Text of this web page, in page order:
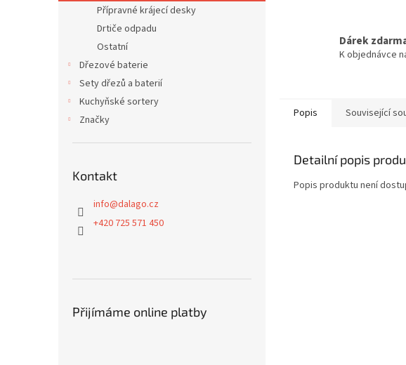
Přípravné krájecí desky
Drtiče odpadu
Ostatní
Dřezové baterie
Sety dřezů a baterií
Kuchyňské sortery
Značky
Kontakt
info@dalago.cz
+420 725 571 450
Přijímáme online platby
Dárek
K objednávce
Popis Související
Detailní popis
Popis produktu není